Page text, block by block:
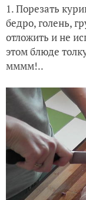
1. Порезать
бедро, голень,
отложить и не
этом блюде
мммм!..